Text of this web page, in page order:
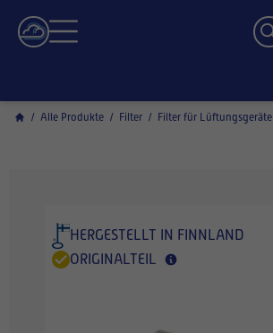
/ Alle Produkte / Filter / Filter für Lüftungsgeräte
HERGESTELLT IN FINNLAND
ORIGINALTEIL